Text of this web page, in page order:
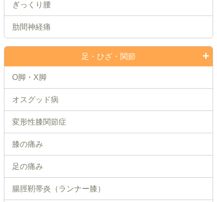
ぎっくり腰
肋間神経痛
足・ひざ・関節
O脚・X脚
オスグッド病
変形性膝関節症
膝の痛み
足の痛み
腸脛靭帯炎（ランナー膝）